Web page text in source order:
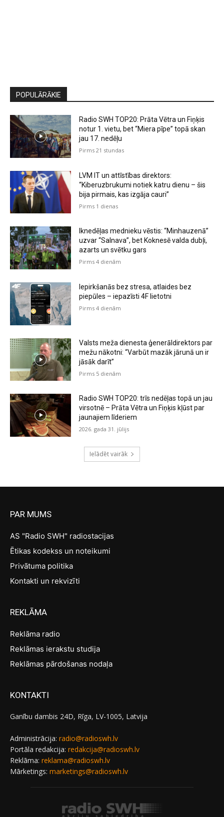
POPULĀRĀKIE
Radio SWH TOP20: Prāta Vētra un Fiņķis
notur 1. vietu, bet “Miera pīpe” topā skan
jau 17. nedēļu
Pirms 21 stundas
LVM IT un attīstības direktors:
“Kiberuzbrukumi notiek katru dienu – šis
bija pirmais, kas izgāja cauri”
Pirms 1 dienas
Iknedēļas mednieku vēstis: “Minhauzenā”
uzvar “Salnava”, bet Koknesē valda dubļi,
azarts un svētku gars
Pirms 4 dienām
Iepirkšanās bez stresa, atlaides bez
piepūles – iepazīsti 4F lietotni
Pirms 4 dienām
Valsts meža dienesta ģenerāldirektors par
mežu nākotni: “Varbūt mazāk jārunā un ir
jāsāk darīt”
Pirms 5 dienām
Radio SWH TOP20: trīs nedēļas topā un jau
virsotnē – Prāta Vētra un Fiņķis kļūst par
jaunajiem līderiem
2026. gada 31. jūlijs
Ielādēt vairāk
PAR MUMS
AS "Radio SWH" radiostacijas
Ētikas kodekss un noteikumi
Privātuma politika
Kontakti un rekvizīti
REKLĀMA
Reklāma radio
Reklāmas ierakstu studija
Reklāmas pārdošanas nodaļa
KONTAKTI
Ganību dambis 24D, Rīga, LV-1005, Latvija
Administrācija: radio@radioswh.lv
Portāla redakcija: redakcija@radioswh.lv
Reklāma: reklama@radioswh.lv
Mārketings: marketings@radioswh.lv